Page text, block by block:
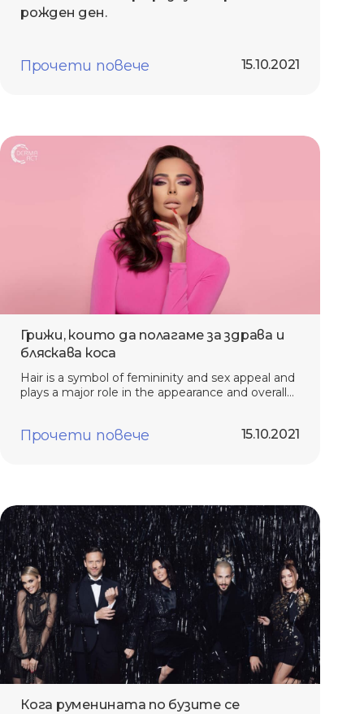
рожден ден.
15.10.2021
Прочети повече
Грижи, които да полагаме за здрава и
бляскава коса
Hair is a symbol of femininity and sex appeal and
plays a major role in the appearance and overall
15.10.2021
Прочети повече
Кога руменината по бузите се